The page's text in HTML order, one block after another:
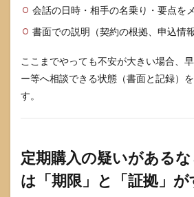
うべ
すか
まと
め：
いと
いを
止
め、
会話の日時・相手の名乗り・要点を
書面での説明（契約の根拠、申込情
ここまでやっても不安が大きい場合、
ー等へ相談できる状態（書面と記録）
す。
定期購入の疑いがある
は「期限」と「証拠」